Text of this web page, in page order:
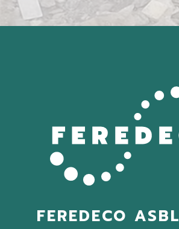
FEREDECO ASBL